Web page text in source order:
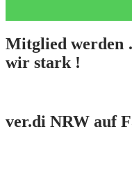
Mitglied werden
wir stark !
ver.di NRW auf